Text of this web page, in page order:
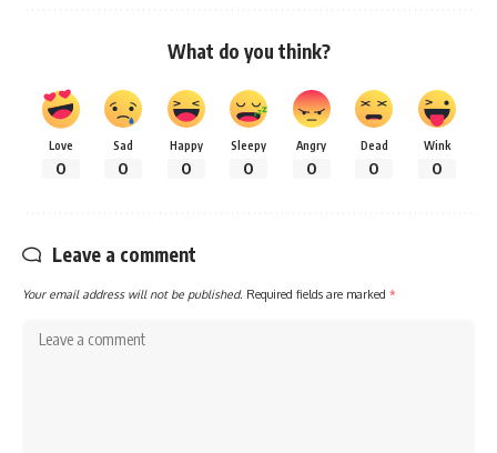
What do you think?
Love
0
Sad
0
Happy
0
Sleepy
0
Angry
0
Dead
0
Wink
0
Leave a comment
Your email address will not be published. Required fields are marked *